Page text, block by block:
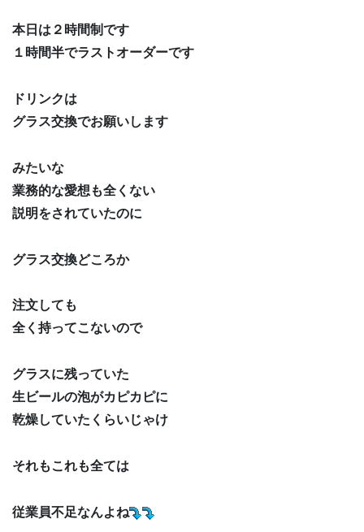
本日は２時間制です
１時間半でラストオーダーです
ドリンクは
グラス交換でお願いします
みたいな
業務的な愛想も全くない
説明をされていたのに
グラス交換どころか
注文しても
全く持ってこないので
グラスに残っていた
生ビールの泡がカピカピに
乾燥していたくらいじゃけ
それもこれも全ては
従業員不足なんよね